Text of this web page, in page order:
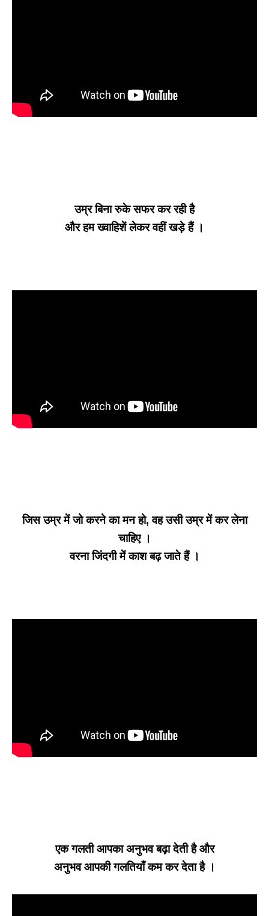
उम्र बिना रुके सफर कर रही है
और हम ख्वाहिशें लेकर वहीं खड़े हैं ।
जिस उम्र में जो करने का मन हो, वह उसी उम्र में कर लेना
चाहिए ।
वरना जिंदगी में काश बढ़ जाते हैं ।
एक गलती आपका अनुभव बढ़ा देती है और
अनुभव आपकी गलतियाँ कम कर देता है ।